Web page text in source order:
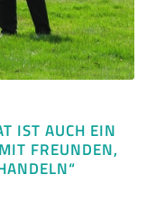
IST AUCH EIN
FREUNDEN,